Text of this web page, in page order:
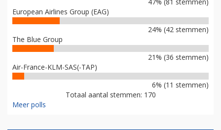
European Airlines Group (EAG)
24% (42 stemmen)
The Blue Group
21% (36 stemmen)
Air-France-KLM-SAS(-TAP)
6% (11 stemmen)
Totaal aantal stemmen: 170
Meer polls